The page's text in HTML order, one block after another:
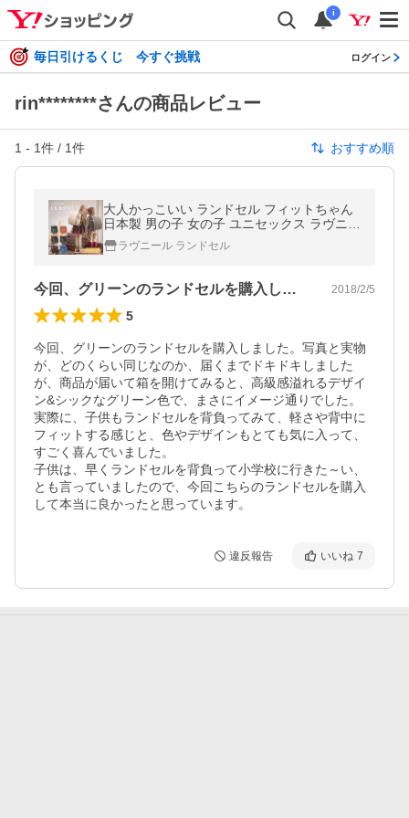
i
毎日引けるくじ 今すぐ挑戦 ログイン
rin********さんの商品レビュー
1 - 1件 / 1件 おすすめ順
大人かっこいい ランドセル フィットちゃん
日本製 男の子 女の子 ユニセックス ラヴニー
ル クラシック おしゃれ シンプル 2027 A4フ
ラットファイル対応 軽量
ラヴニール ランドセル
今回、グリーンのランドセルを購入しまし… 2018/2/5
5
今回、グリーンのランドセルを購入しました。写真と実物
が、どのくらい同じなのか、届くまでドキドキしました
が、商品が届いて箱を開けてみると、高級感溢れるデザイ
ン&シックなグリーン色で、まさにイメージ通りでした。
実際に、子供もランドセルを背負ってみて、軽さや背中に
フィットする感じと、色やデザインもとても気に入って、
すごく喜んでいました。
子供は、早くランドセルを背負って小学校に行きた～い、
とも言っていましたので、今回こちらのランドセルを購入
して本当に良かったと思っています。
違反報告 いいね 7